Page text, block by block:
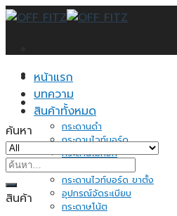
Skip
หน้าแรก
บทความ
สินค้าทั้งหมด
กระดานดำ
กระดานไวท์บอร์ด
กระดานไม้ก็อก
กระดานไวท์บอร์ด ขาตั้ง
อุปกรณ์จัดระเบียบ
กระดาษโน้ต
ค้นหา
ค้นหา:
สินค้า